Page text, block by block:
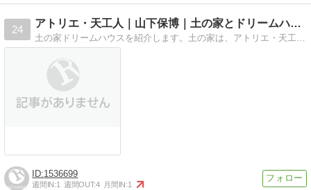
24
アトリエ・天工人｜山下保博｜土の家とドリームハウス
土の家ドリームハウスを紹介します。土の家は、アトリエ・天工人の山下保博さんが手がけて有名になりました。
1536699
週間IN:1 週間OUT:4 月間IN:1